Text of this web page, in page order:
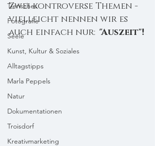
Tierisches
Fotografie
Seele
Kunst, Kultur & Soziales
Alltagstipps
Marla Peppels
Natur
Dokumentationen
Troisdorf
Kreativmarketing
Zwei kontroverse Themen -
vielleicht nennen wir es
auch einfach nur: "Auszeit"!